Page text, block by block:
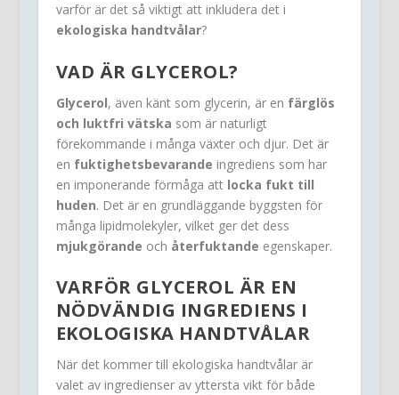
varför är det så viktigt att inkludera det i
ekologiska handtvålar?
VAD ÄR GLYCEROL?
Glycerol, även känt som glycerin, är en färglös
och luktfri vätska som är naturligt
förekommande i många växter och djur. Det är
en fuktighetsbevarande ingrediens som har
en imponerande förmåga att locka fukt till
huden. Det är en grundläggande byggsten för
många lipidmolekyler, vilket ger det dess
mjukgörande och återfuktande egenskaper.
VARFÖR GLYCEROL ÄR EN
NÖDVÄNDIG INGREDIENS I
EKOLOGISKA HANDTVÅLAR
När det kommer till ekologiska handtvålar är
valet av ingredienser av yttersta vikt för både